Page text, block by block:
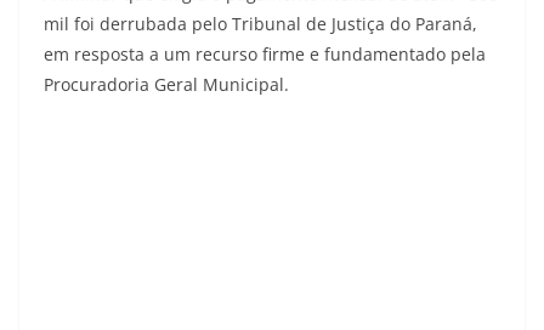
mil foi derrubada pelo Tribunal de Justiça do Paraná,
em resposta a um recurso firme e fundamentado pela
Procuradoria Geral Municipal.